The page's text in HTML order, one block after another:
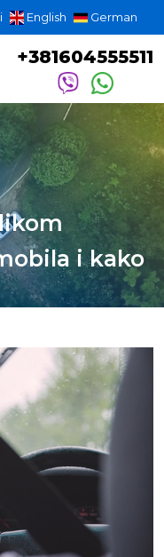
English German
+381604555511
i kako